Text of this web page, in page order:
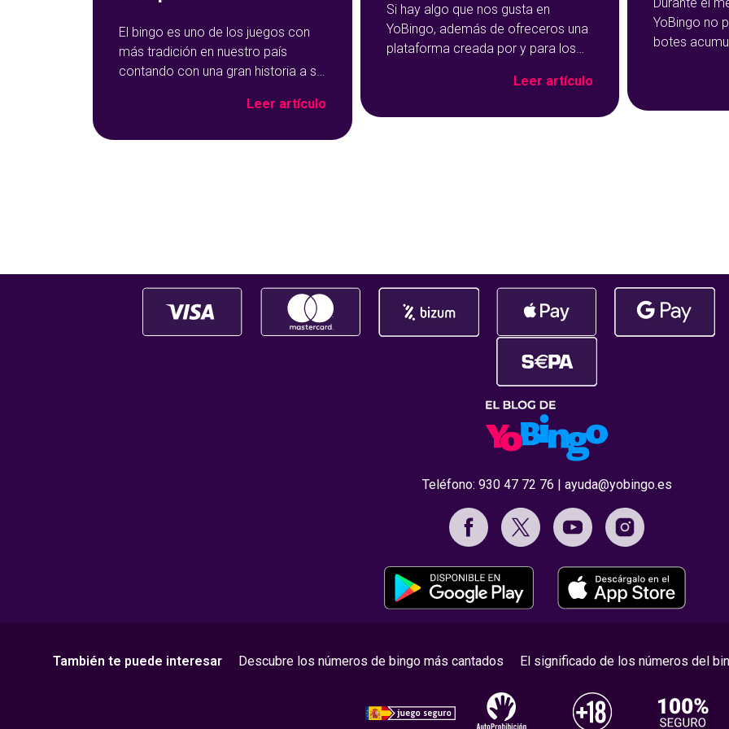
El bingo es uno de los juegos con
más tradición en nuestro país
contando con una gran historia a su
las opciones que más éxito tiene en
Leer artículo
Si hay algo que nos gusta en
YoBingo, además de ofreceros una
plataforma creada por y para los
online, es celebrar las victorias y los
Leer artículo
YoBingo no
botes
durante
Teléfono: 930 47 72 76 ayuda@yobingo.es
También te puede interesar Descubre los números de bingo más cantados El significado de los números del